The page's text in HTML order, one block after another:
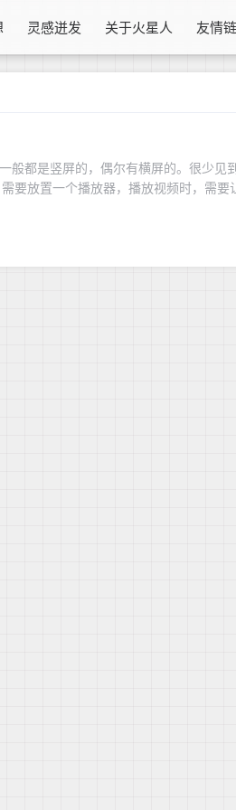
灵感迸发 关于火星人 友情
般都是竖屏的，偶尔有横屏的。很少
要放置一个播放器，播放视频时，需